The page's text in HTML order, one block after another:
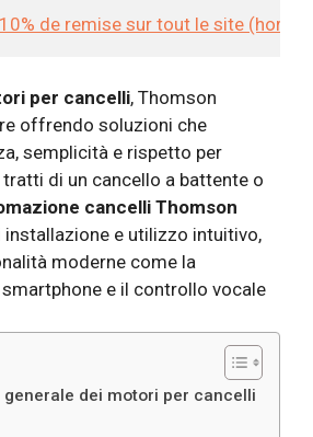
de remise sur tout le site (hors
per cancelli, Thomson
offrendo soluzioni che
semplicità e rispetto per
tratti di un cancello a battente o
cancelli Thomson
e utilizzo intuitivo,
moderne come la
e il controllo vocale
dei motori per cancelli